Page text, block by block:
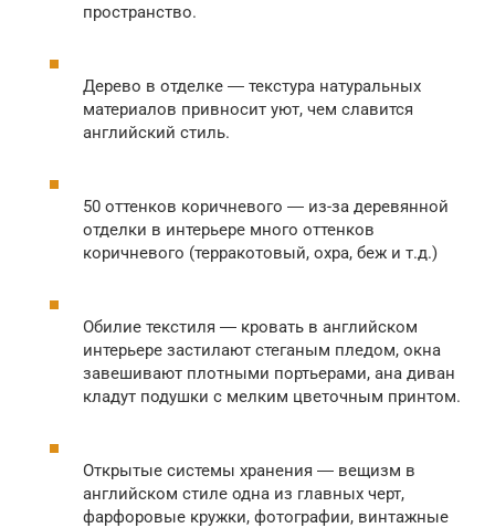
пространство.
Дерево в отделке ― текстура натуральных
материалов привносит уют, чем славится
английский стиль.
50 оттенков коричневого ― из-за деревянной
отделки в интерьере много оттенков
коричневого (терракотовый, охра, беж и т.д.)
Обилие текстиля ― кровать в английском
интерьере застилают стеганым пледом, окна
завешивают плотными портьерами, ана диван
кладут подушки с мелким цветочным принтом.
Открытые системы хранения ― вещизм в
английском стиле одна из главных черт,
фарфоровые кружки, фотографии, винтажные